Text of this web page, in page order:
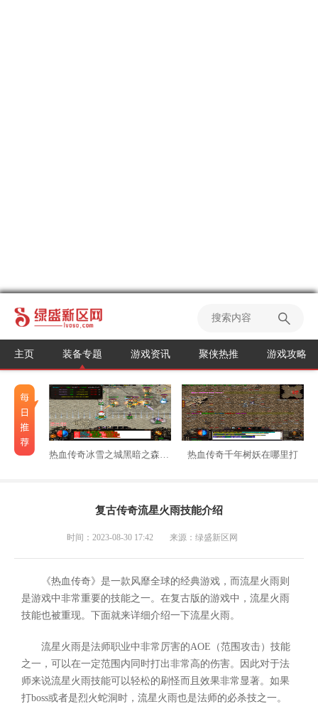
主页 装备专题 游戏资讯 聚侠热推 游戏攻略
热血传奇冰雪之城黑暗之森怎么走 热血传奇千年树妖在哪里打
复古传奇流星火雨技能介绍
时间：2023-08-30 17:42 来源：绿盛新区网
《热血传奇》是一款风靡全球的经典游戏，而流星火雨则
是游戏中非常重要的技能之一。在复古版的游戏中，流星火雨
技能也被重现。下面就来详细介绍一下流星火雨。
流星火雨是法师职业中非常厉害的AOE（范围攻击）技能
之一，可以在一定范围内同时打出非常高的伤害。因此对于法
师来说流星火雨技能可以轻松的刷怪而且效果非常显著。如果
打boss或者是烈火蛇洞时，流星火雨也是法师的必杀技之一。